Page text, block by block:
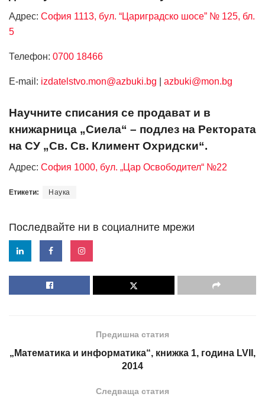
Адрес: София 1113, бул. “Цариградско шосе” № 125, бл.
5
Телефон: 0700 18466
Е-mail: izdatelstvo.mon@azbuki.bg azbuki@mon.bg
Научните списания се продават и в
книжарница „Сиела“ – подлез на Ректората
на СУ „Св. Св. Климент Охридски“.
Адрес: София 1000, бул. „Цар Освободител“ №22
Етикети: Наука
Последвайте ни в социалните мрежи
Предишна статия
„Математика и информатика“, книжка 1, година LVII,
2014
Следваща статия